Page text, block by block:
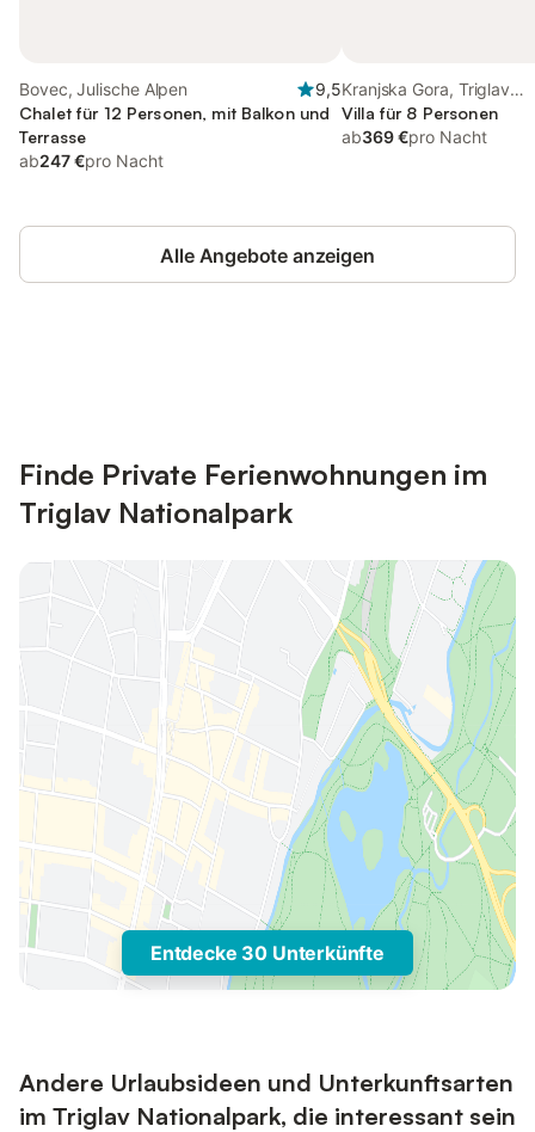
Bovec, Julische Alpen
9,5
Chalet für 12 Personen, mit Balkon und
Terrasse
ab247 €pro Nacht
Kranjska Gora, Triglav
Nationalpark
Villa für 8 Personen
ab369 €pro Nacht
Alle Angebote anzeigen
Finde Private Ferienwohnungen im
Triglav Nationalpark
Entdecke 30 Unterkünfte
Andere Urlaubsideen und Unterkunftsarten
im Triglav Nationalpark, die interessant sein